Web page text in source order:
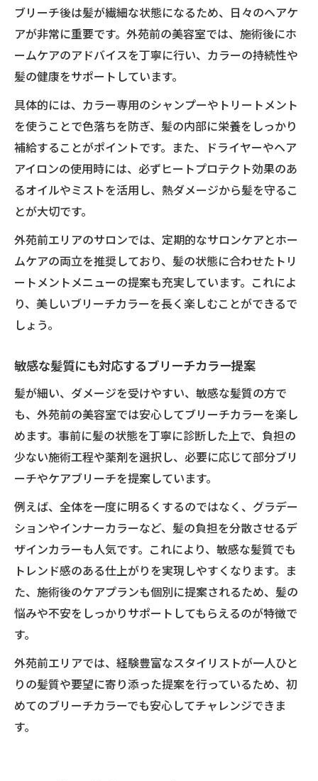
ブリーチ後は髪が繊細な状態になるため、日々のヘアケ
アが非常に重要です。外苑前の美容室では、施術後にホ
ームケアのアドバイスを丁寧に行い、カラーの持続性や
髪の健康をサポートしています。
具体的には、カラー専用のシャンプーやトリートメント
を使うことで色落ちを防ぎ、髪の内部に栄養をしっかり
補給することがポイントです。また、ドライヤーやヘア
アイロンの使用時には、必ずヒートプロテクト効果のあ
るオイルやミストを活用し、熱ダメージから髪を守るこ
とが大切です。
外苑前エリアのサロンでは、定期的なサロンケアとホー
ムケアの両立を推奨しており、髪の状態に合わせたトリ
ートメントメニューの提案も充実しています。これによ
り、美しいブリーチカラーを長く楽しむことができるで
しょう。
敏感な髪質にも対応するブリーチカラー提案
髪が細い、ダメージを受けやすい、敏感な髪質の方で
も、外苑前の美容室では安心してブリーチカラーを楽し
めます。事前に髪の状態を丁寧に診断した上で、負担の
少ない施術工程や薬剤を選択し、必要に応じて部分ブリ
ーチやケアブリーチを提案しています。
例えば、全体を一度に明るくするのではなく、グラデー
ションやインナーカラーなど、髪の負担を分散させるデ
ザインカラーも人気です。これにより、敏感な髪質でも
トレンド感のある仕上がりを実現しやすくなります。ま
た、施術後のケアプランも個別に提案されるため、髪の
悩みや不安をしっかりサポートしてもらえるのが特徴で
す。
外苑前エリアでは、経験豊富なスタイリストが一人ひと
りの髪質や要望に寄り添った提案を行っているため、初
めてのブリーチカラーでも安心してチャレンジできま
す。